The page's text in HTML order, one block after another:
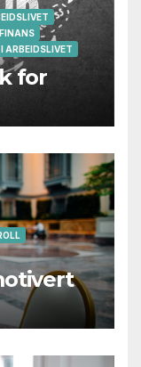
ARBEIDSLIVET
for